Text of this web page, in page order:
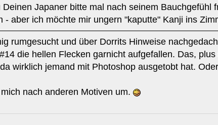
Japaner bitte mal nach seinem Bauchgefühl
- aber ich möchte mir ungern "kaputte" Kanji ins
rumgesucht und über Dorrits Hinweise
die hellen Flecken garnicht aufgefallen. Das,
wirklich jemand mit Photoshop ausgetobt hat.
nach anderen Motiven um.